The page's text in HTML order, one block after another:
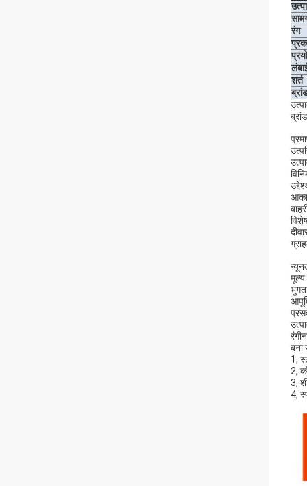
रंग
शर्त
मूल्य
बना
1,
2,
3,
4,